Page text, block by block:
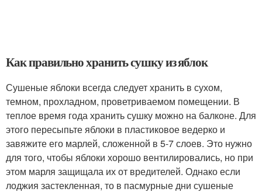
Как правильно хранить сушку из яблок
Сушеные яблоки всегда следует хранить в сухом,
темном, прохладном, проветриваемом помещении. В
теплое время года хранить сушку можно на балконе. Для
этого пересыпьте яблоки в пластиковое ведерко и
завяжите его марлей, сложенной в 5-7 слоев. Это нужно
для того, чтобы яблоки хорошо вентилировались, но при
этом марля защищала их от вредителей. Однако если
лоджия застекленная, то в пасмурные дни сушеные